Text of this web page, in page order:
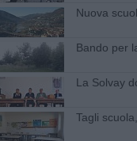
Nuova
Bando per
​La Solvay
Tagli